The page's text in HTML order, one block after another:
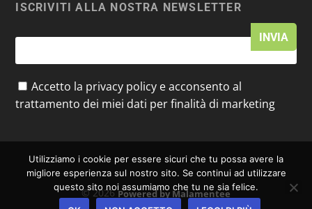
ISCRIVITI ALLA NOSTRA NEWSLETTER
Accetto la privacy policy e acconsento al
trattamento dei miei dati per finalità di marketing
© 2026Powered by Malamentee
Utilizziamo i cookie per essere sicuri che tu possa avere la
migliore esperienza sul nostro sito. Se continui ad utilizzare
questo sito noi assumiamo che tu ne sia felice.